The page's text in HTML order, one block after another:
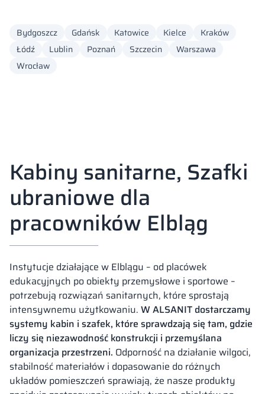
Bydgoszcz Gdańsk Katowice Kielce
Kraków
Łódź
Lublin Poznań Szczecin
Warszawa
Wrocław
Kabiny sanitarne, Szafki
ubraniowe dla
pracowników Elbląg
Instytucje działające w Elblągu – od placówek
edukacyjnych po obiekty przemysłowe i sportowe –
potrzebują rozwiązań sanitarnych, które sprostają
intensywnemu użytkowaniu. W ALSANIT dostarczamy
systemy kabin i szafek, które sprawdzają się tam, gdzie
liczy się niezawodność konstrukcji i przemyślana
organizacja przestrzeni. Odporność na działanie wilgoci,
stabilność materiałów i dopasowanie do różnych
układów pomieszczeń sprawiają, że nasze produkty